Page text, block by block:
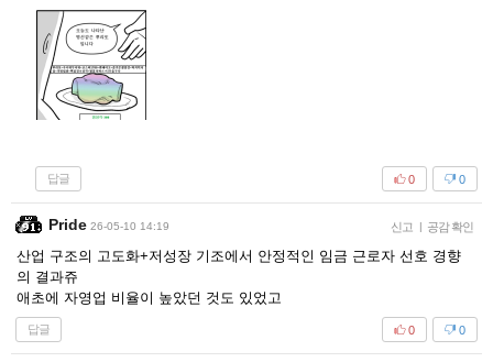
답글 0
0
Pride 26-05-10 14:19 신고 | 공감 확인
산업 구조의 고도화+저성장 기조에서 안정적인 임금 근로자 선호 경향
의 결과쥬
애초에 자영업 비율이 높았던 것도 있었고
답글 0
0